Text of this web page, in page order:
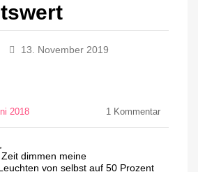
13. November 2019
2018 1 Kommentar
dimmen meine
von selbst auf 50 Prozent